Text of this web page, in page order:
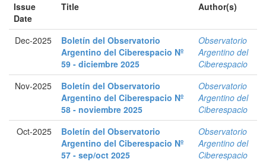
Issue
Date
Title Author(s)
Dec-2025
Boletín del Observatorio
Argentino del Ciberespacio Nº
59 - diciembre 2025
Observatorio
Argentino del
Ciberespacio
Nov-2025
Boletín del Observatorio
Argentino del Ciberespacio Nº
58 - noviembre 2025
Observatorio
Argentino del
Ciberespacio
Oct-2025
Boletín del Observatorio
Argentino del Ciberespacio Nº
57 - sep/oct 2025
Observatorio
Argentino del
Ciberespacio